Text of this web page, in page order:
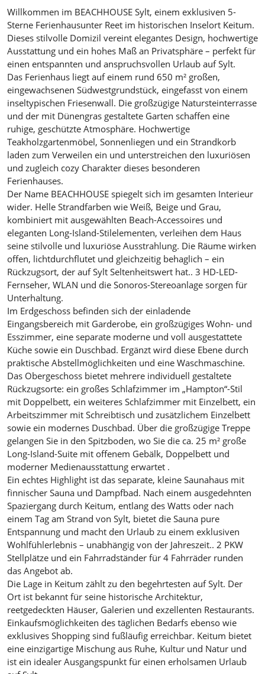
Willkommen im BEACHHOUSE Sylt, einem exklusiven 5-
Sterne Ferienhausunter Reet im historischen Inselort Keitum.
Dieses stilvolle Domizil vereint elegantes Design, hochwertige
Ausstattung und ein hohes Maß an Privatsphäre – perfekt für
einen entspannten und anspruchsvollen Urlaub auf Sylt.
Das Ferienhaus liegt auf einem rund 650 m² großen,
eingewachsenen Südwestgrundstück, eingefasst von einem
inseltypischen Friesenwall. Die großzügige Natursteinterrasse
und der mit Dünengras gestaltete Garten schaffen eine
ruhige, geschützte Atmosphäre. Hochwertige
Teakholzgartenmöbel, Sonnenliegen und ein Strandkorb
laden zum Verweilen ein und unterstreichen den luxuriösen
und zugleich cozy Charakter dieses besonderen
Ferienhauses.
Der Name BEACHHOUSE spiegelt sich im gesamten Interieur
wider. Helle Strandfarben wie Weiß, Beige und Grau,
kombiniert mit ausgewählten Beach-Accessoires und
eleganten Long-Island-Stilelementen, verleihen dem Haus
seine stilvolle und luxuriöse Ausstrahlung. Die Räume wirken
offen, lichtdurchflutet und gleichzeitig behaglich – ein
Rückzugsort, der auf Sylt Seltenheitswert hat.. 3 HD-LED-
Fernseher, WLAN und die Sonoros-Stereoanlage sorgen für
Unterhaltung.
Im Erdgeschoss befinden sich der einladende
Eingangsbereich mit Garderobe, ein großzügiges Wohn- und
Esszimmer, eine separate moderne und voll ausgestattete
Küche sowie ein Duschbad. Ergänzt wird diese Ebene durch
praktische Abstellmöglichkeiten und eine Waschmaschine.
Das Obergeschoss bietet mehrere individuell gestaltete
Rückzugsorte: ein großes Schlafzimmer im „Hampton“-Stil
mit Doppelbett, ein weiteres Schlafzimmer mit Einzelbett, ein
Arbeitszimmer mit Schreibtisch und zusätzlichem Einzelbett
sowie ein modernes Duschbad. Über die großzügige Treppe
gelangen Sie in den Spitzboden, wo Sie die ca. 25 m² große
Long-Island-Suite mit offenem Gebälk, Doppelbett und
moderner Medienausstattung erwartet .
Ein echtes Highlight ist das separate, kleine Saunahaus mit
finnischer Sauna und Dampfbad. Nach einem ausgedehnten
Spaziergang durch Keitum, entlang des Watts oder nach
einem Tag am Strand von Sylt, bietet die Sauna pure
Entspannung und macht den Urlaub zu einem exklusiven
Wohlfühlerlebnis – unabhängig von der Jahreszeit.. 2 PKW
Stellplätze und ein Fahrradständer für 4 Fahrräder runden
das Angebot ab.
Die Lage in Keitum zählt zu den begehrtesten auf Sylt. Der
Ort ist bekannt für seine historische Architektur,
reetgedeckten Häuser, Galerien und exzellenten Restaurants.
Einkaufsmöglichkeiten des täglichen Bedarfs ebenso wie
exklusives Shopping sind fußläufig erreichbar. Keitum bietet
eine einzigartige Mischung aus Ruhe, Kultur und Natur und
ist ein idealer Ausgangspunkt für einen erholsamen Urlaub